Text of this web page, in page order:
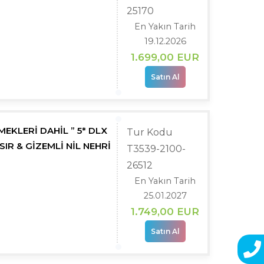
25170
En Yakın Tarih
19.12.2026
1.699,00 EUR
Satın Al
DAHİL ” 5* DLX
& GİZEMLİ NİL NEHRİ
Tur Kodu
T3539-2100-
26512
En Yakın Tarih
25.01.2027
1.749,00 EUR
Satın Al